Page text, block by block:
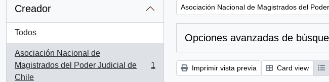
Creador
Todos
Asociación Nacional de
Magistrados del Poder Judicial de
Chile
, 1 resultados
1
Remove filter:
Asociación Nacional de Magistrados del
Opciones avanzadas de
Imprimir vista previa Card view